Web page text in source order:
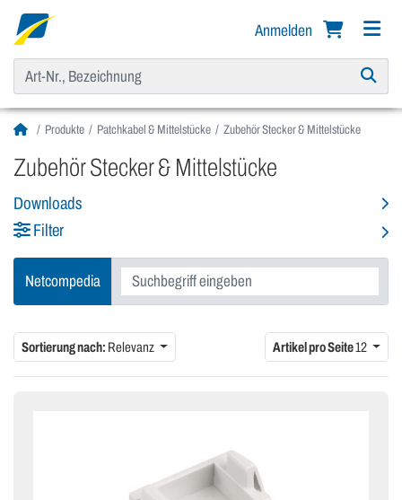
Anmelden
Produkte Patchkabel & Mittelstücke Zubehör Stecker & Mittelstücke
Zubehör Stecker & Mittelstücke
Downloads
Filter
Netcompedia
Sortierung nach: Relevanz Artikel pro Seite12